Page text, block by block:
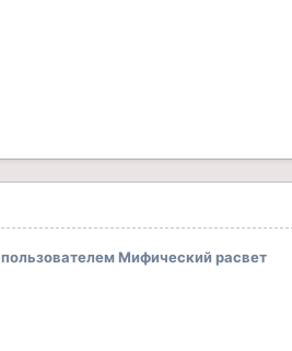
пользователем Мифический расвет